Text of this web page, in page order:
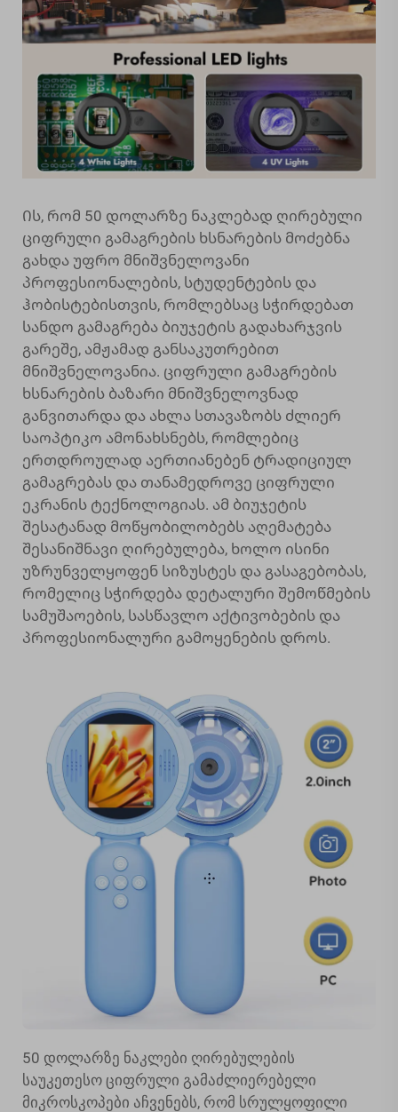
Ის, რომ 50 დოლარზე ნაკლებად ღირებული
ციფრული გამაგრების ხსნარების მოძებნა
გახდა უფრო მნიშვნელოვანი
პროფესიონალების, სტუდენტების და
ჰობისტებისთვის, რომლებსაც სჭირდებათ
სანდო გამაგრება ბიუჯეტის გადახარჯვის
გარეშე, ამჟამად განსაკუთრებით
მნიშვნელოვანია. ციფრული გამაგრების
ხსნარების ბაზარი მნიშვნელოვნად
განვითარდა და ახლა სთავაზობს ძლიერ
საოპტიკო ამონახსნებს, რომლებიც
ერთდროულად აერთიანებენ ტრადიციულ
გამაგრებას და თანამედროვე ციფრული
ეკრანის ტექნოლოგიას. ამ ბიუჯეტის
შესატანად მოწყობილობებს აღემატება
შესანიშნავი ღირებულება, ხოლო ისინი
უზრუნველყოფენ სიზუსტეს და გასაგებობას,
რომელიც სჭირდება დეტალური შემოწმების
სამუშაოების, სასწავლო აქტივობების და
პროფესიონალური გამოყენების დროს.
50 დოლარზე ნაკლები ღირებულების
საუკეთესო ციფრული გამაძლიერებელი
მიკროსკოპები აჩვენებს, რომ სრულყოფილი